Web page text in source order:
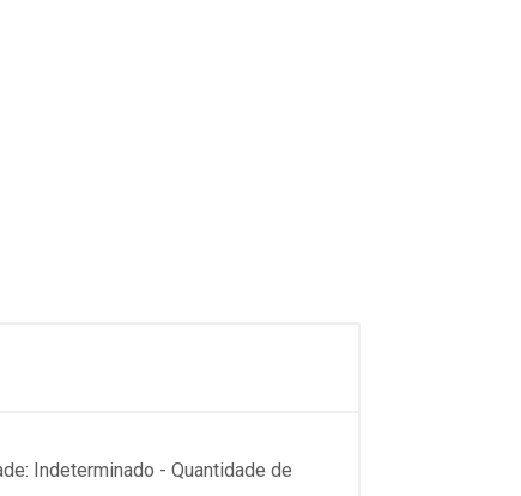
Indeterminado - Quantidade de